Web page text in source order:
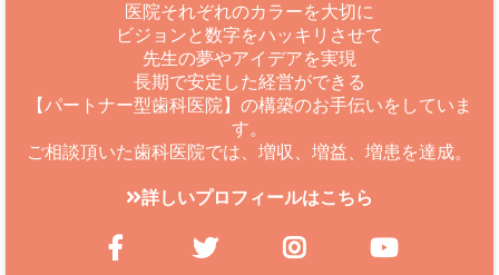
医院それぞれのカラーを大切に
ビジョンと数字をハッキリさせて
先生の夢やアイデアを実現
長期で安定した経営ができる
【パートナー型歯科医院】の構築のお手伝いをしていま
す。
ご相談頂いた歯科医院では、増収、増益、増患を達成。
詳しいプロフィールはこちら